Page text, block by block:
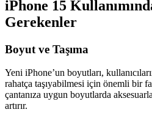
iPhone 15
Gerekenler
Boyut ve Taşıma
Yeni iPhone’un boyutları,
rahatça taşıyabilmesi için önemli bir
çantanıza uygun boyutlarda
artırır.